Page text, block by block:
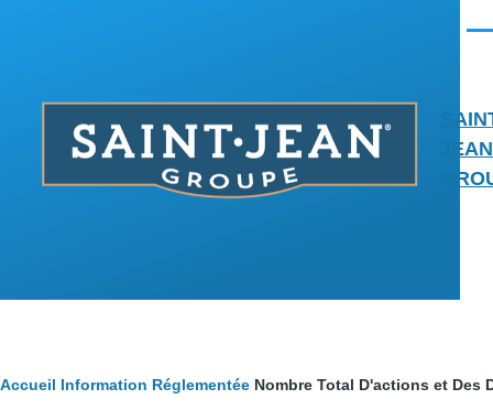
JEAN
Fil
Accueil Information Réglementée Nombre Total D'actions et Des